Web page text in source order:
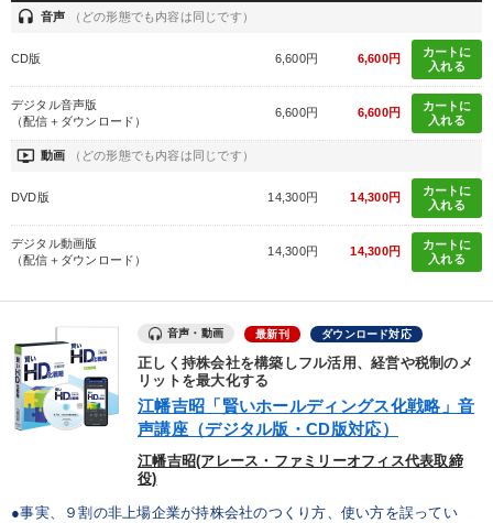
headset 音声 （どの形態でも内容は同じです）
CD版 6,600円 6,600円
カートに
入れる
デジタル音声版
（配信＋ダウンロード）
6,600円 6,600円
カートに
入れる
ondemand_video 動画 （どの形態でも内容は同じです）
DVD版 14,300円 14,300円
カートに
入れる
デジタル動画版
（配信＋ダウンロード）
14,300円 14,300円
カートに
入れる
音声・動画 最新刊 ダウンロード対応
正しく持株会社を構築しフル活用、経営や税制のメ
リットを最大化する
江幡吉昭「賢いホールディングス化戦略」音
声講座（デジタル版・CD版対応）
江幡吉昭(アレース・ファミリーオフィス代表取締
役)
●事実、９割の非上場企業が持株会社のつくり方、使い方を誤ってい